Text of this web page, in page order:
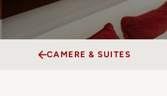
CAMERE & SUITES